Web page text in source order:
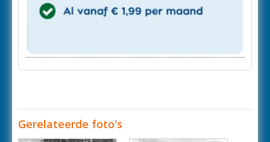
Gerelateerde foto's